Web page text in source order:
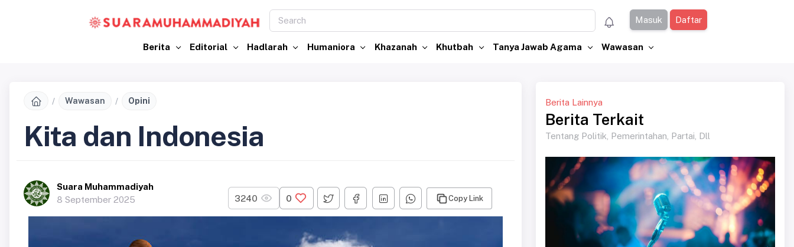
Masuk Daftar
Berita Editorial Hadlarah Humaniora Khazanah Khutbah Tanya Jawab Agama Wawasan
Wawasan Opini
Kita dan Indonesia
Suara Muhammadiyah
8 September 2025
3240 0 Copy Link
Berita Lainnya
Berita Terkait
Tentang Politik, Pemerintahan, Partai, Dll